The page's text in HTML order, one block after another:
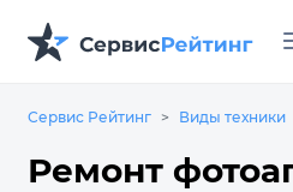
Сервис Рейтинг Виды техники
Ремонт